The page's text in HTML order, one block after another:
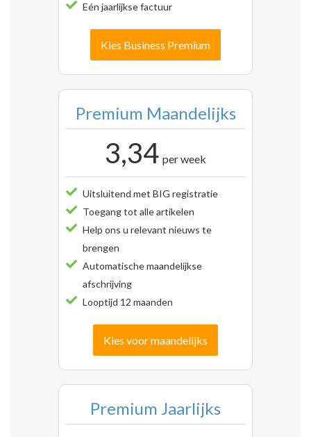
Eén jaarlijkse factuur
Kies Business Premium
Premium Maandelijks
3,34 per week
Uitsluitend met BIG registratie
Toegang tot alle artikelen
Help ons u relevant nieuws te
brengen
Automatische maandelijkse
afschrijving
Looptijd 12 maanden
Kies voor maandelijks
Premium Jaarlijks